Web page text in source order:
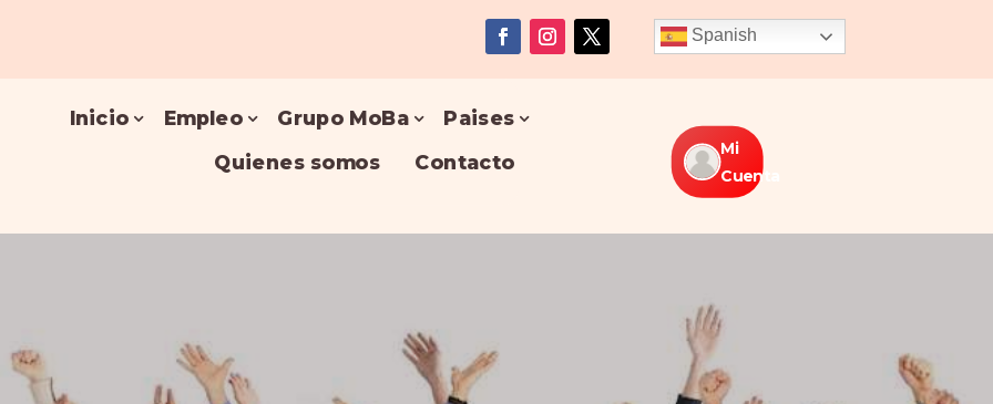
Spanish
Inicio Empleo Grupo MoBa
Paises
Quienes somos
Contacto
Mi
Cuenta